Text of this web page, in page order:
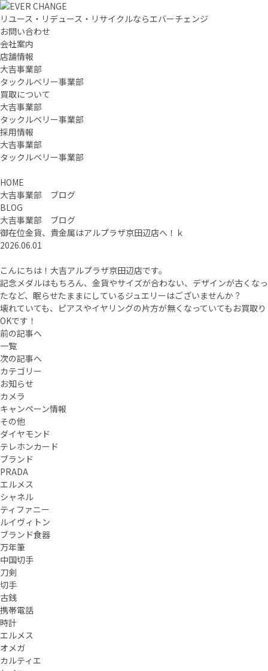
リユース・リデュース・リサイクルならエバーチェンジ
お問い合わせ
会社案内
店舗情報
大吉事業部
タックルベリー事業部
買取について
大吉事業部
タックルベリー事業部
採用情報
大吉事業部
タックルベリー事業部
HOME
大吉事業部 ブログ
BLOG
大吉事業部 ブログ
御在位金貨、貴金属はアルプラザ京田辺店へ！ｋ
2026.06.01
こんにちは！大吉アルプラザ京田辺店です。
記念メダルはもちろん、金貨やサイズが合わない、デザインが古くなっ
たなど、眠らせたままにしているジュエリーはございませんか？
壊れていても、ピアスやイヤリングの片方が無くなっていてもお買取り
OKです！
前の記事へ
一覧
次の記事へ
カテゴリー
お知らせ
カメラ
キャンペーン情報
その他
ダイヤモンド
テレホンカード
ブランド
PRADA
エルメス
シャネル
ティファニー
ルイヴィトン
ブランド食器
万年筆
中国切手
刀剣
切手
古銭
携帯電話
時計
エルメス
オメガ
カルティエ